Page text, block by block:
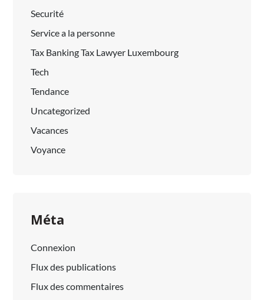
Securité
Service a la personne
Tax Banking Tax Lawyer Luxembourg
Tech
Tendance
Uncategorized
Vacances
Voyance
Méta
Connexion
Flux des publications
Flux des commentaires